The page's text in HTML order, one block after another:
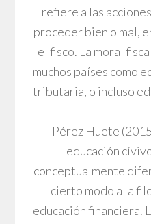
refiere a las
proceder bien o mal,
el fisco. La moral
muchos países como
tributaria, o incluso
Pérez Huete
educación
conceptualmente
cierto modo a la
educación financiera.